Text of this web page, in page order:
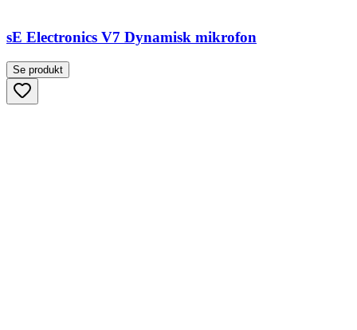
sE Electronics V7 Dynamisk mikrofon
Se produkt